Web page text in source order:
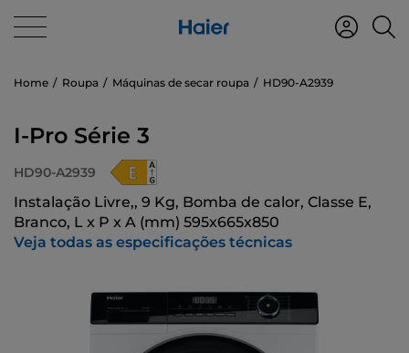
Home Roupa Máquinas de secar roupa HD90-A2939
I-Pro Série 3
HD90-A2939
Instalação Livre,, 9 Kg, Bomba de calor, Classe E,
Branco, L x P x A (mm) 595x665x850
Veja todas as especificações técnicas